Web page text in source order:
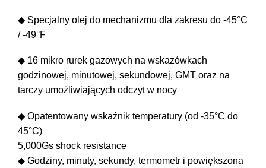
◆ Specjalny olej do mechanizmu dla zakresu do -45°C
/ -49°F
◆ 16 mikro rurek gazowych na wskazówkach
godzinowej, minutowej, sekundowej, GMT oraz na
tarczy umożliwiających odczyt w nocy
◆ Opatentowany wskaźnik temperatury (od -35°C do
45°C)
5,000Gs shock resistance
◆ Godziny, minuty, sekundy, termometr i powiększona